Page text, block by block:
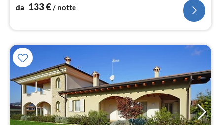
da 133€/ notte